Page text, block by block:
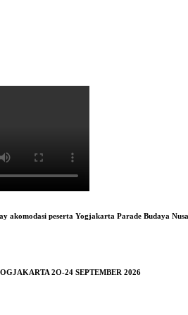
akomodasi peserta Yogjakarta Parade Budaya
2O-24 SEPTEMBER 2026